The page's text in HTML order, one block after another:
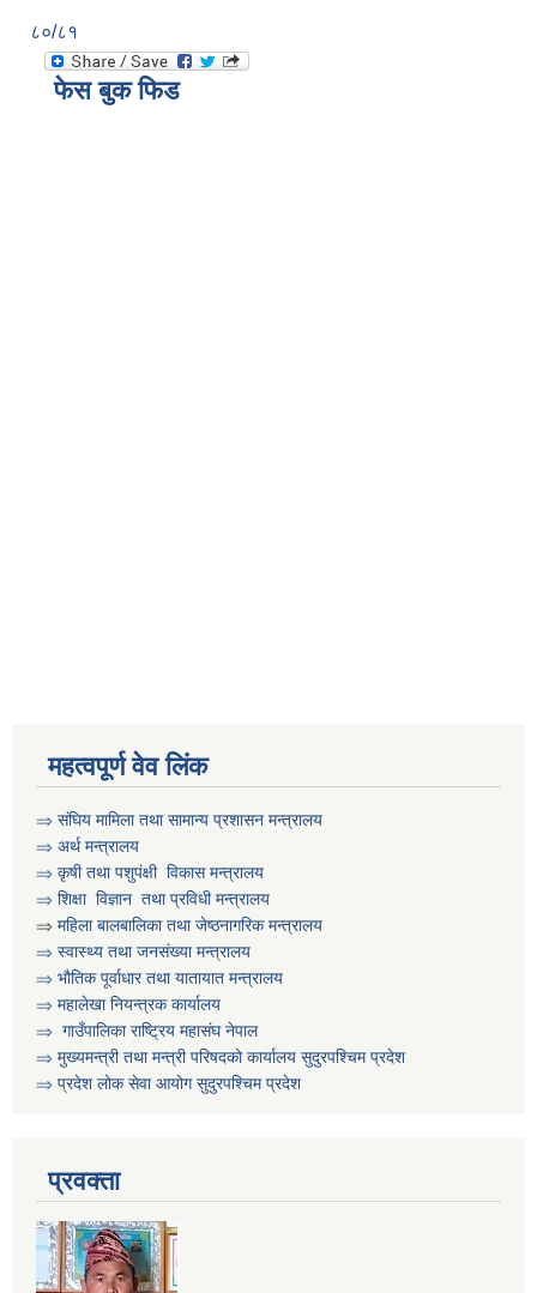
८०/८१
फेस बुक फिड
महत्वपूर्ण वेव लिंक
⇒ संघिय मामिला तथा सामान्य प्रशासन मन्त्रालय
⇒ अर्थ मन्त्रालय
⇒ कृषी तथा पशुप‌ंक्षी विकास मन्त्रालय
⇒ शिक्षा विज्ञान तथा प्रविधी मन्त्रालय
⇒ महिला बालबालिका तथा जेष्ठनागरिक मन्त्रालय
⇒ स्वास्थ्य तथा जनसंख्या मन्त्रालय
⇒ भौतिक पूर्वाधार तथा यातायात मन्त्रालय
⇒ महालेखा नियन्त्रक कार्यालय
⇒ गाउँपालिका राष्ट्रिय महासंघ नेपाल
⇒ मुख्यमन्त्री तथा मन्त्री परिषदको कार्यालय सुदुरपश्चिम प्रदेश
⇒ प्रदेश लोक सेवा आयोग सुदुरपश्चिम प्रदेश
प्रवक्ता